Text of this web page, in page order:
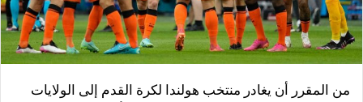
من المقرر أن يغادر منتخب هولندا لكرة القدم إلى الولايات